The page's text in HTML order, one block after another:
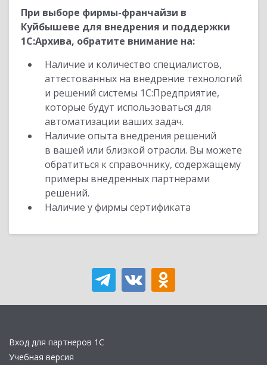
При выборе фирмы-франчайзи в
Куйбышеве для внедрения и поддержки
1С:Архива, обратите внимание на:
Наличие и количество специалистов,
аттестованных на внедрение технологий
и решений системы 1С:Предприятие,
которые будут использоваться для
автоматизации ваших задач.
Наличие опыта внедрения решений
в вашей или близкой отрасли. Вы можете
обратиться к справочнику, содержащему
примеры внедренных партнерами
решений.
Наличие у фирмы сертификата
Вход для партнеров 1С
Учебная версия